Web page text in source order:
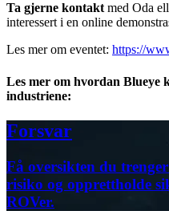
Ta gjerne kontakt med Oda
interessert i en online
Les mer om eventet: https://
Les mer om hvordan Blueye
industriene:
Forsvar
Få oversikten du
risiko og opprettholde
ROVer.